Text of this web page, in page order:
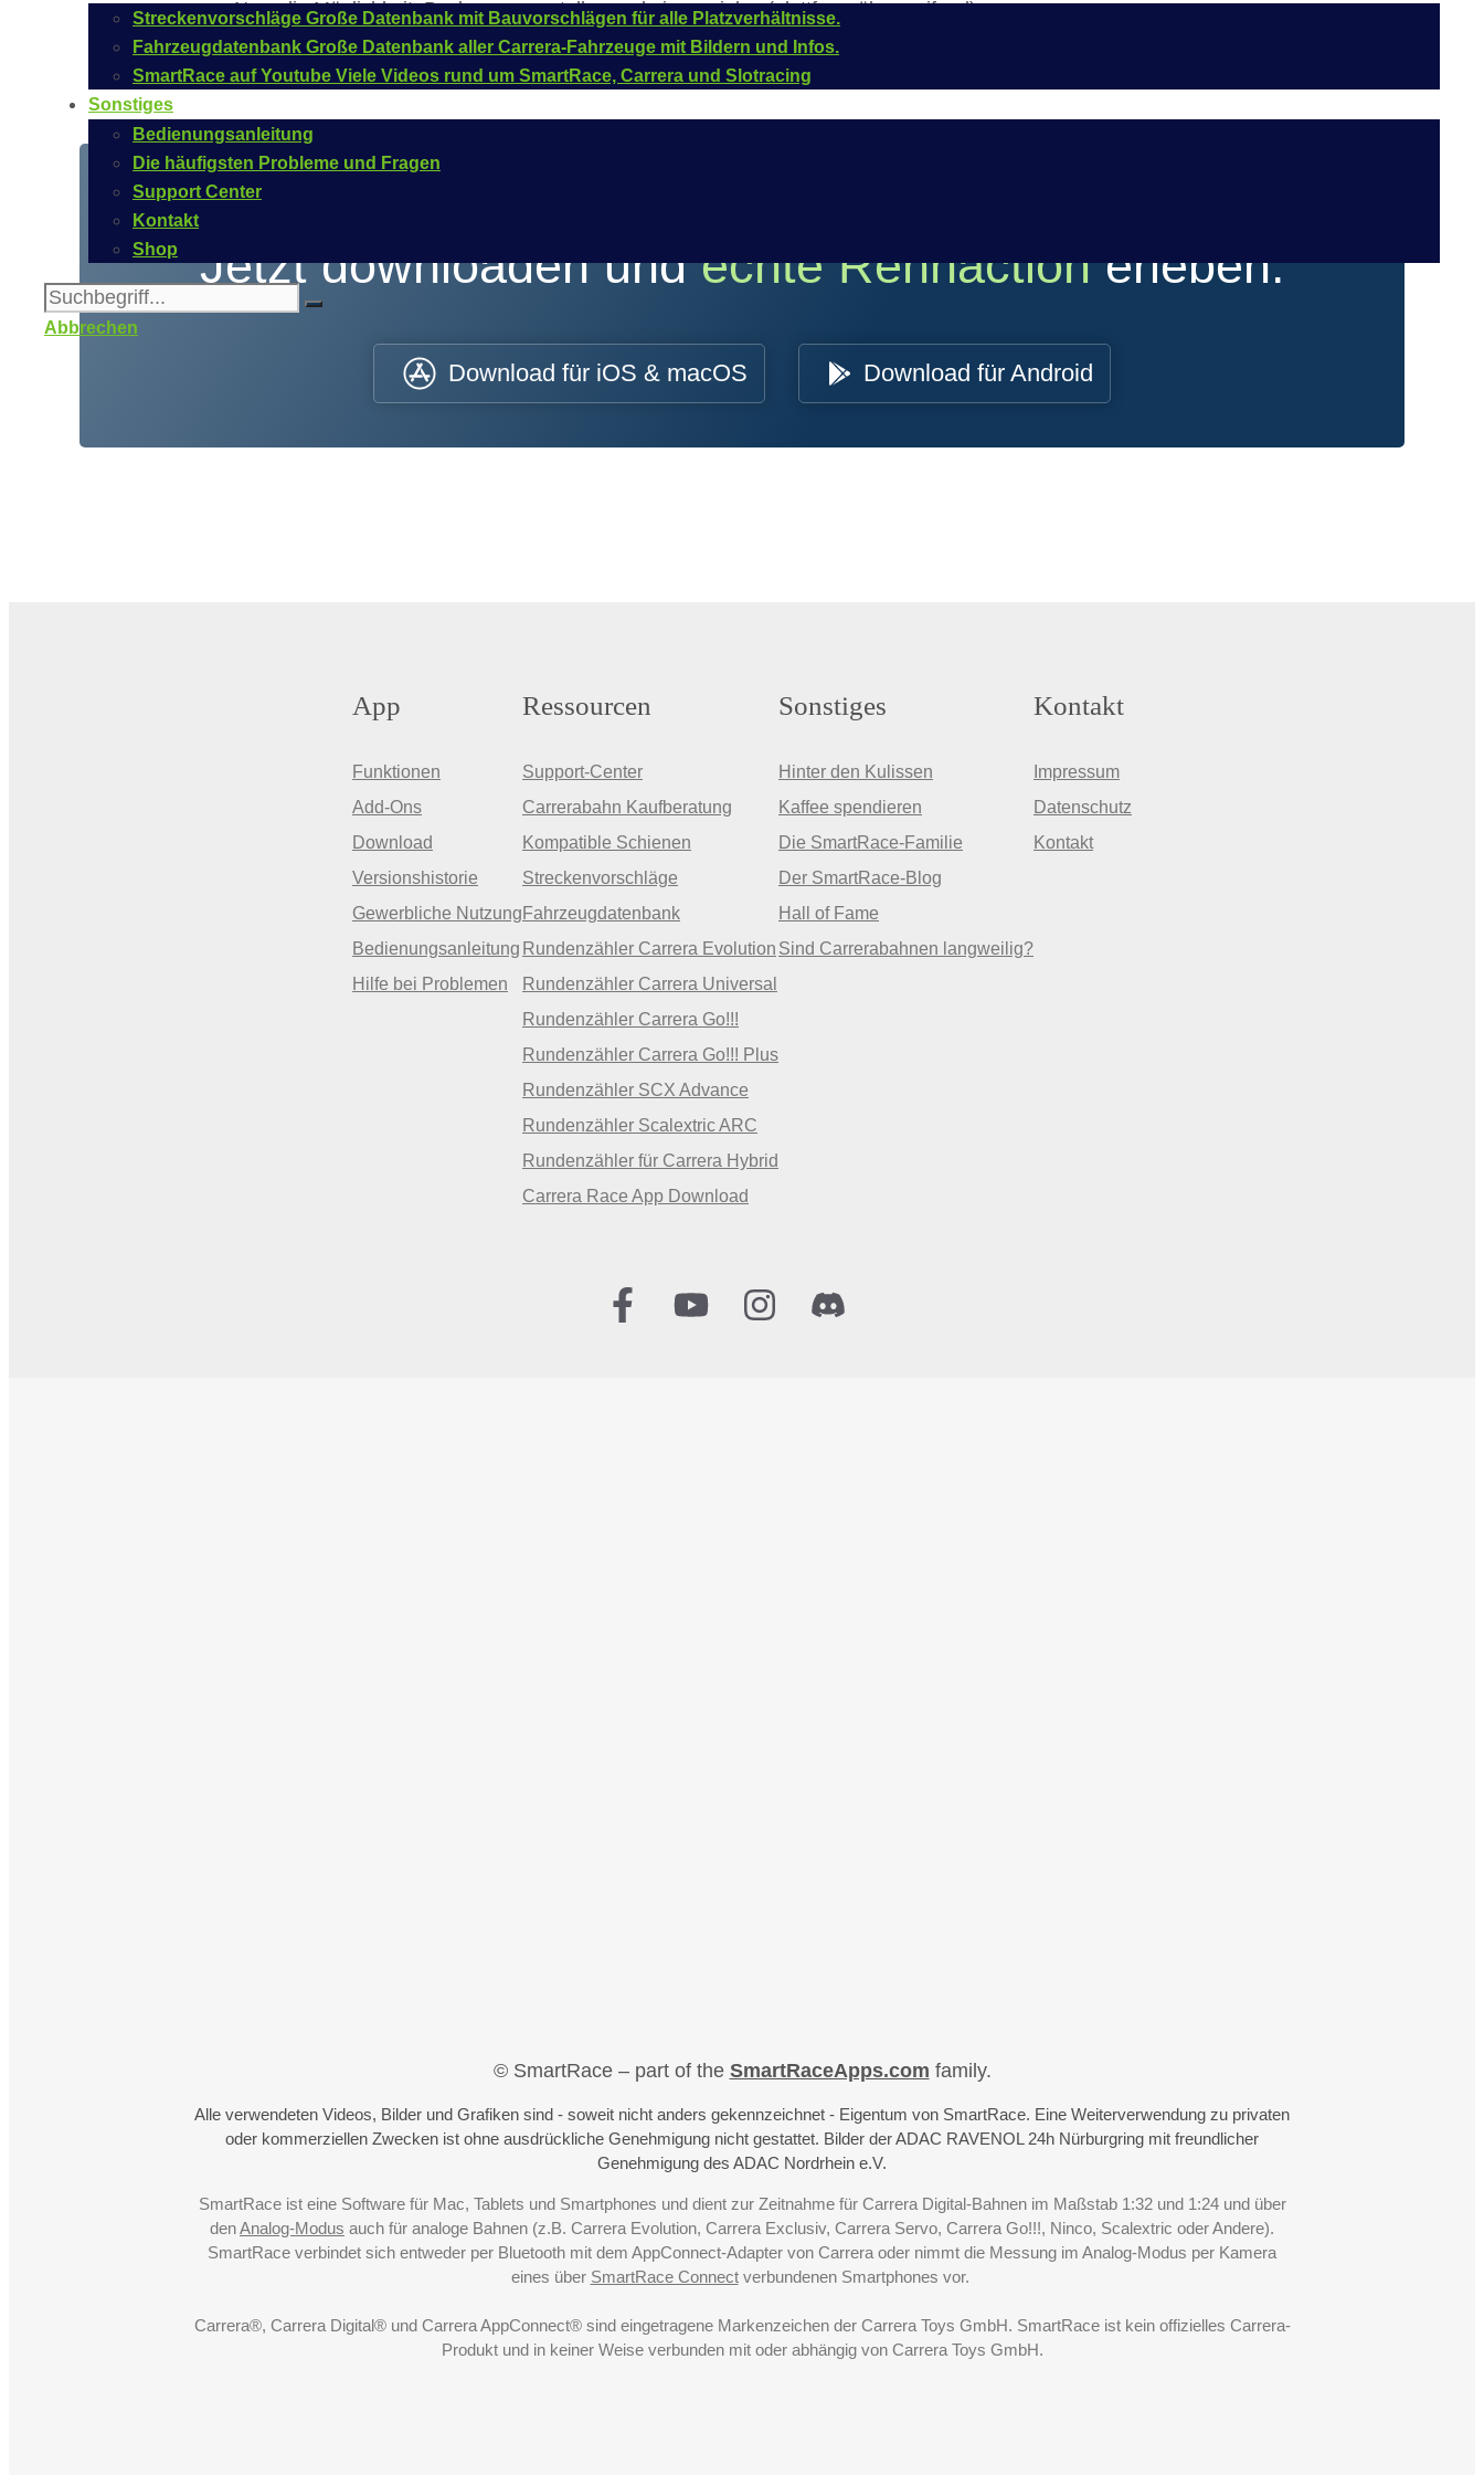
Streckenvorschläge Große Datenbank mit Bauvorschlägen für alle Platzverhältnisse.
Fahrzeugdatenbank Große Datenbank aller Carrera-Fahrzeuge mit Bildern und Infos.
SmartRace auf Youtube Viele Videos rund um SmartRace, Carrera und Slotracing
Sonstiges
Bedienungsanleitung
Die häufigsten Probleme und Fragen
Support Center
Kontakt
Shop
Abbrechen
Neu: die Möglichkeit, Backups zu erstellen und einzuspielen (plattform-übergreifend).
Jetzt downloaden undechte Rennactionerleben.
Download für iOS & macOS Download für Android
App
Funktionen
Add-Ons
Download
Versionshistorie
Gewerbliche Nutzung
Bedienungsanleitung
Hilfe bei Problemen
Ressourcen
Support-Center
Carrerabahn Kaufberatung
Kompatible Schienen
Streckenvorschläge
Fahrzeugdatenbank
Rundenzähler Carrera Evolution
Rundenzähler Carrera Universal
Rundenzähler Carrera Go!!!
Rundenzähler Carrera Go!!! Plus
Rundenzähler SCX Advance
Rundenzähler Scalextric ARC
Rundenzähler für Carrera Hybrid
Carrera Race App Download
Sonstiges
Hinter den Kulissen
Kaffee spendieren
Die SmartRace-Familie
Der SmartRace-Blog
Hall of Fame
Sind Carrerabahnen langweilig?
Kontakt
Impressum
Datenschutz
Kontakt
© SmartRace – part of the SmartRaceApps.com family.
Alle verwendeten Videos, Bilder und Grafiken sind - soweit nicht anders gekennzeichnet - Eigentum von SmartRace. Eine Weiterverwendung zu privaten
oder kommerziellen Zwecken ist ohne ausdrückliche Genehmigung nicht gestattet. Bilder der ADAC RAVENOL 24h Nürburgring mit freundlicher
Genehmigung des ADAC Nordrhein e.V.
SmartRace ist eine Software für Mac, Tablets und Smartphones und dient zur Zeitnahme für Carrera Digital-Bahnen im Maßstab 1:32 und 1:24 und über
denAnalog-Modus auch für analoge Bahnen (z.B. Carrera Evolution, Carrera Exclusiv, Carrera Servo, Carrera Go!!!, Ninco, Scalextric oder Andere).
SmartRace verbindet sich entweder per Bluetooth mit dem AppConnect-Adapter von Carrera oder nimmt die Messung im Analog-Modus per Kamera
eines über SmartRace Connectverbundenen Smartphones vor.
Carrera®, Carrera Digital® und Carrera AppConnect® sind eingetragene Markenzeichen der Carrera Toys GmbH. SmartRace ist kein offizielles Carrera-
Produkt und in keiner Weise verbunden mit oder abhängig von Carrera Toys GmbH.